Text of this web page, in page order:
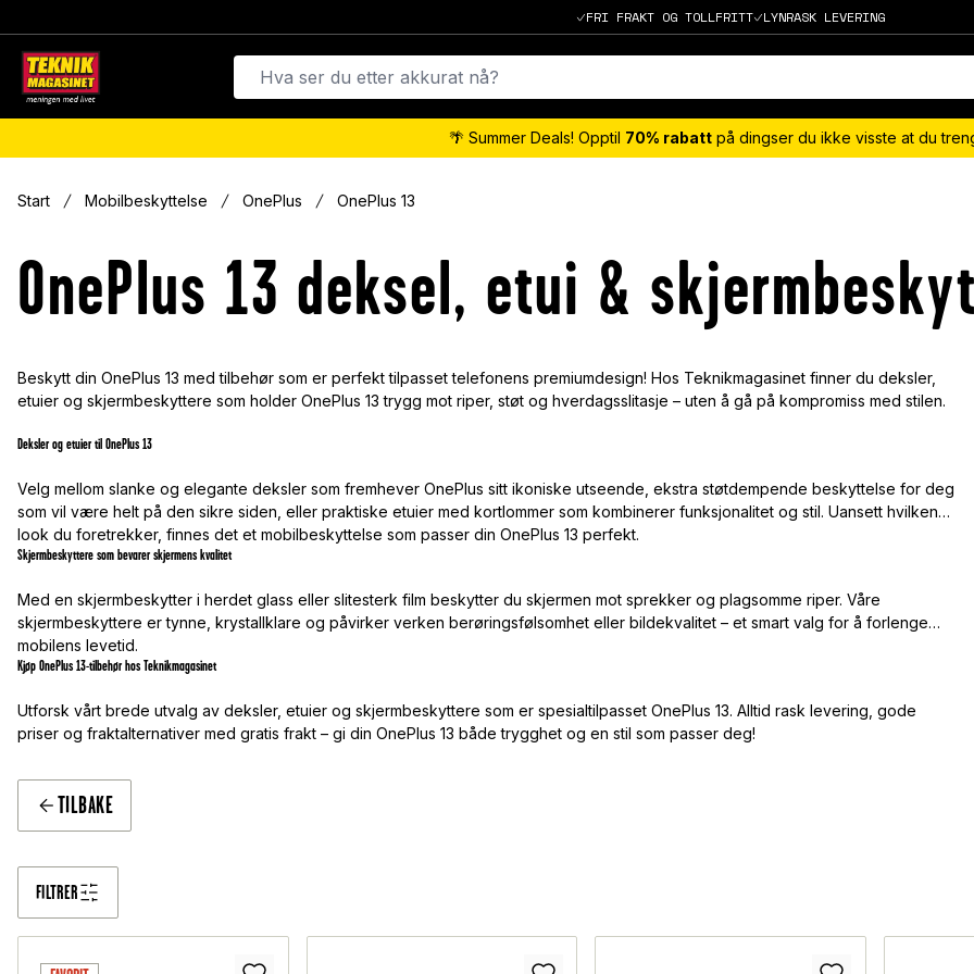
FRI FRAKT OG TOLLFRITT LYNRASK LEVERING
🌴 Summer Deals! Opptil 70% rabattpå dingser du ikke visste at du
Start Mobilbeskyttelse OnePlus OnePlus 13
OnePlus 13 deksel, etui &
Beskytt din OnePlus 13 med tilbehør som er perfekt tilpasset telefonens premiumdesign! Hos Teknikmagasinet finner du deksler,
etuier og skjermbeskyttere som holder OnePlus 13 trygg mot riper, støt og hverdagsslitasje – uten å gå på kompromiss med stilen.
Deksler og etuier til OnePlus 13
Velg mellom slanke og elegante deksler som fremhever OnePlus sitt ikoniske utseende, ekstra støtdempende beskyttelse for deg
som vil være helt på den sikre siden, eller praktiske etuier med kortlommer som kombinerer funksjonalitet og stil. Uansett hvilken
look du foretrekker, finnes det et mobilbeskyttelse som passer din OnePlus 13 perfekt.
Skjermbeskyttere som bevarer skjermens kvalitet
Med en skjermbeskytter i herdet glass eller slitesterk film beskytter du skjermen mot sprekker og plagsomme riper. Våre
skjermbeskyttere er tynne, krystallklare og påvirker verken berøringsfølsomhet eller bildekvalitet – et smart valg for å forlenge
mobilens levetid.
Kjøp OnePlus 13-tilbehør hos Teknikmagasinet
Utforsk vårt brede utvalg av deksler, etuier og skjermbeskyttere som er spesialtilpasset OnePlus 13. Alltid rask levering, gode
priser og fraktalternativer med gratis frakt – gi din OnePlus 13 både trygghet og en stil som passer deg!
TILBAKE
FILTRER